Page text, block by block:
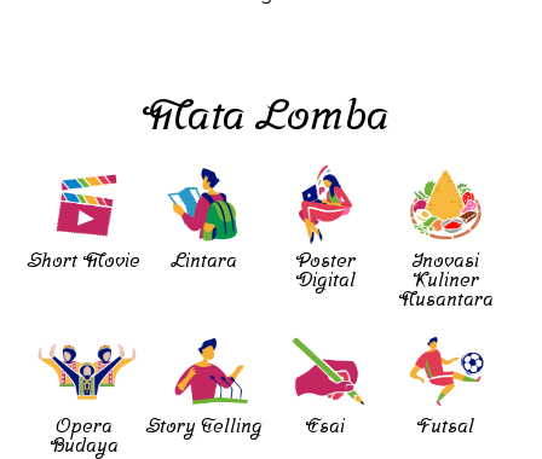
Mata Lomba
Short Movie Lintara
Poster
Digital
Inovasi
Kuliner
Nusantara
Opera
Budaya
Story Telling Esai Futsal